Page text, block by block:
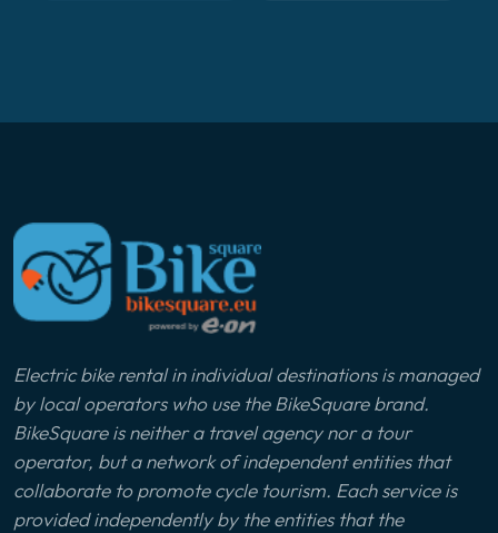
Electric bike rental in individual destinations is managed
by local operators who use the BikeSquare brand.
BikeSquare is neither a travel agency nor a tour
operator, but a network of independent entities that
collaborate to promote cycle tourism. Each service is
provided independently by the entities that the